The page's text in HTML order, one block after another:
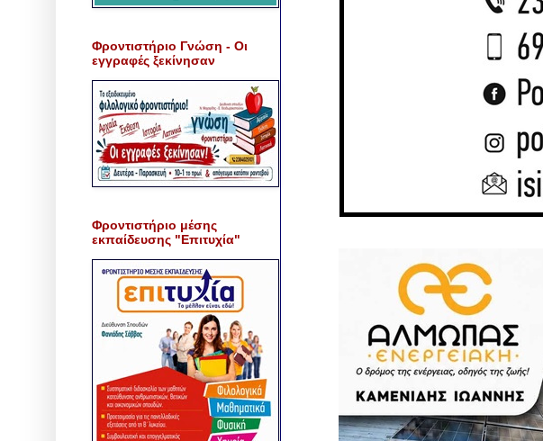
Φροντιστήριο Γνώση - Οι
εγγραφές ξεκίνησαν
Φροντιστήριο μέσης
εκπαίδευσης "Επιτυχία"